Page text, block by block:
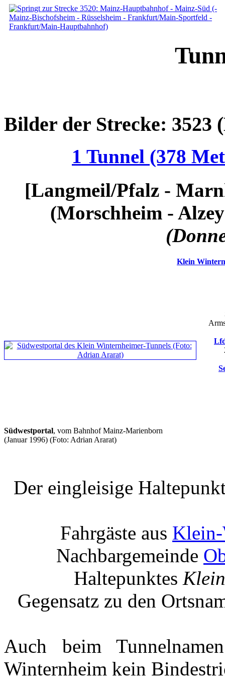
Bilder der Strecke: 3523
1 Tunnel (378
[Langmeil/Pfalz -
(Morschheim -
Klein
Südwestportal, vom Bahnhof Mainz-Marienborn
(Januar 1996) (Foto: Adrian Ararat)
Der eingleisige
Fahrgäste aus
Nachbargemeinde
Haltepunktes
Gegensatz zu den
Auch beim
Winternheim kein